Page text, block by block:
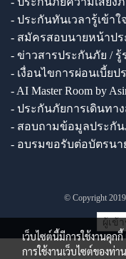
- ประกันทันเวลารู้เข้า
- สมัครสอบนายหน้าป
- ข่าวสารประกันภัย /
- เงื่อนไขการผ่อนเบี้ยป
- AI Master Room by
- ประกันภัยการเดินทา
- สอบถามข้อมูลประกัน
- อบรมขอรับต่อบัตรน
© Copyright
ผู้เข้
เว็บไซต์นี้มีการใช้งานคุก
การใช้งานเว็บไซต์ของท่